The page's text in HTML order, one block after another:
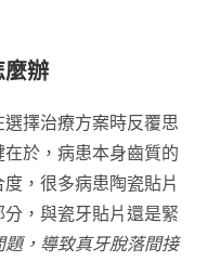
麼辦
擇治療方案時反覆思
於，病患本身齒質的
，很多病患陶瓷貼片
，與瓷牙貼片還是緊
，導致真牙脫落間接